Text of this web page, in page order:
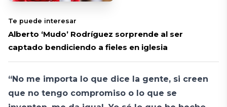
Te puede interesar
Alberto ‘Mudo’ Rodríguez sorprende al ser
captado bendiciendo a fieles en iglesia
“No me importa lo que dice la gente, si creen
que no tengo compromiso o lo que se